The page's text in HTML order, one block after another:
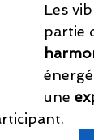
Les
partie
une